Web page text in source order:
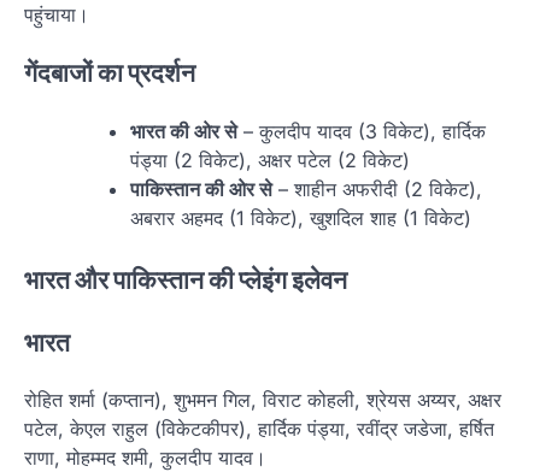
पहुंचाया।
गेंदबाजों का प्रदर्शन
भारत की ओर से– कुलदीप यादव (3 विकेट), हार्दिक
पंड्या (2 विकेट), अक्षर पटेल (2 विकेट)
पाकिस्तान की ओर से– शाहीन अफरीदी (2 विकेट),
अबरार अहमद (1 विकेट), खुशदिल शाह (1 विकेट)
भारत और पाकिस्तान की प्लेइंग इलेवन
भारत
रोहित शर्मा (कप्तान), शुभमन गिल, विराट कोहली, श्रेयस अय्यर, अक्षर
पटेल, केएल राहुल (विकेटकीपर), हार्दिक पंड्या, रवींद्र जडेजा, हर्षित
राणा, मोहम्मद शमी, कुलदीप यादव।